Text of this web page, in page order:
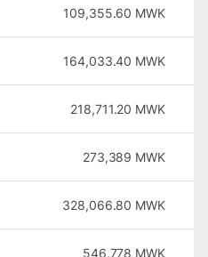
109,355.60 MWK
164,033.40 MWK
218,711.20 MWK
273,389 MWK
328,066.80 MWK
546,778 MWK